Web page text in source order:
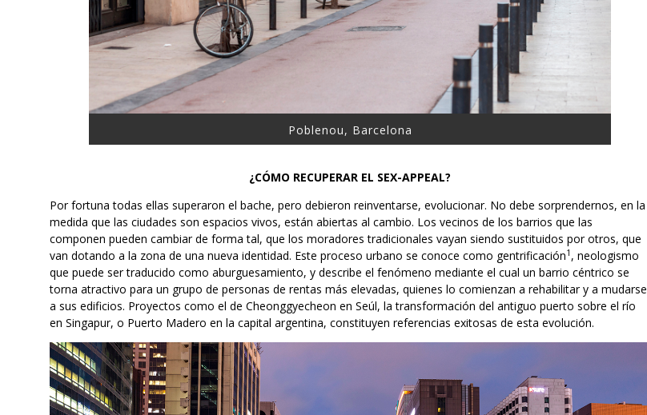
Poblenou, Barcelona
¿CÓMO RECUPERAR EL SEX-APPEAL?
Por fortuna todas ellas superaron el bache, pero debieron reinventarse, evolucionar. No debe sorprendernos, en la
medida que las ciudades son espacios vivos, están abiertas al cambio. Los vecinos de los barrios que las
componen pueden cambiar de forma tal, que los moradores tradicionales vayan siendo sustituidos por otros, que
van dotando a la zona de una nueva identidad. Este proceso urbano se conoce como gentrificación1 , neologismo
que puede ser traducido como aburguesamiento, y describe el fenómeno mediante el cual un barrio céntrico se
torna atractivo para un grupo de personas de rentas más elevadas, quienes lo comienzan a rehabilitar y a mudarse
a sus edificios. Proyectos como el de Cheonggyecheon en Seúl, la transformación del antiguo puerto sobre el río
en Singapur, o Puerto Madero en la capital argentina, constituyen referencias exitosas de esta evolución.